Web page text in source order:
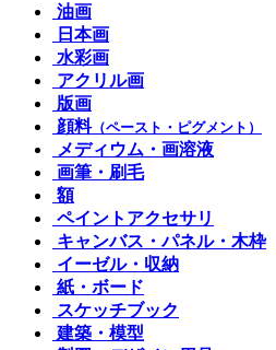
油画
日本画
水彩画
アクリル画
版画
顔料（ペースト・ピグメント）
メディウム・画溶液
画筆・刷毛
額
ペイントアクセサリ
キャンバス・パネル・木枠
イーゼル・収納
紙・ボード
スケッチブック
建築・模型